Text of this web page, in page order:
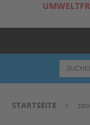
STARTSEITE